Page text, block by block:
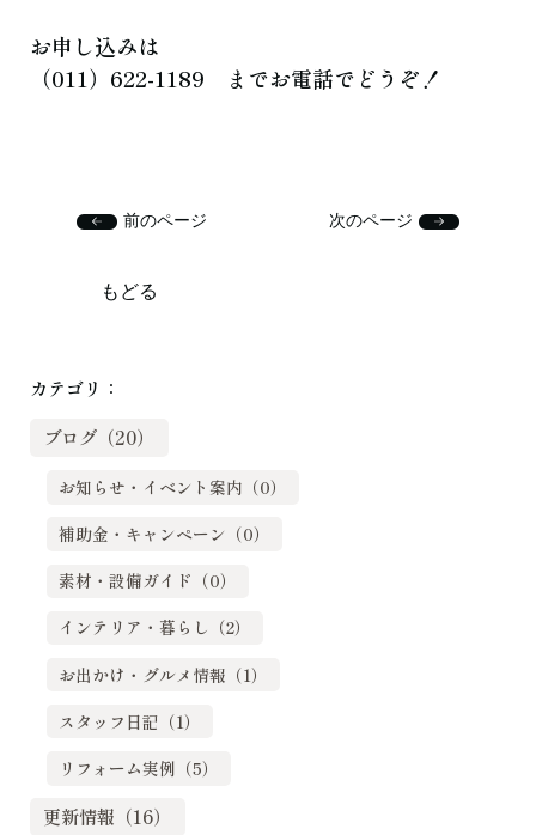
お申し込みは
（011）622-1189 までお電話でどうぞ！
前のページ
もどる
次のページ
カテゴリ：
ブログ（20）
お知らせ・イベント案内（0）
補助金・キャンペーン（0）
素材・設備ガイド（0）
インテリア・暮らし（2）
お出かけ・グルメ情報（1）
スタッフ日記（1）
リフォーム実例（5）
更新情報（16）